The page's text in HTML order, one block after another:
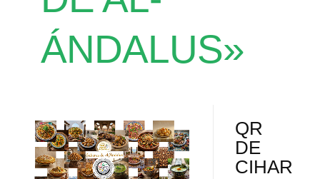
ÁNDALUS»
QR
DE
CIHAR